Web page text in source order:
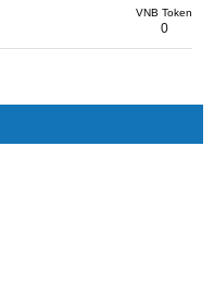
VNB Token
0